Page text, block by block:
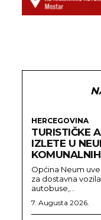
HERCEGOVINA
TURISTIČKE
IZLETE U
Općina Neum
za dostavna
autobuse,...
7. Augusta 2026.